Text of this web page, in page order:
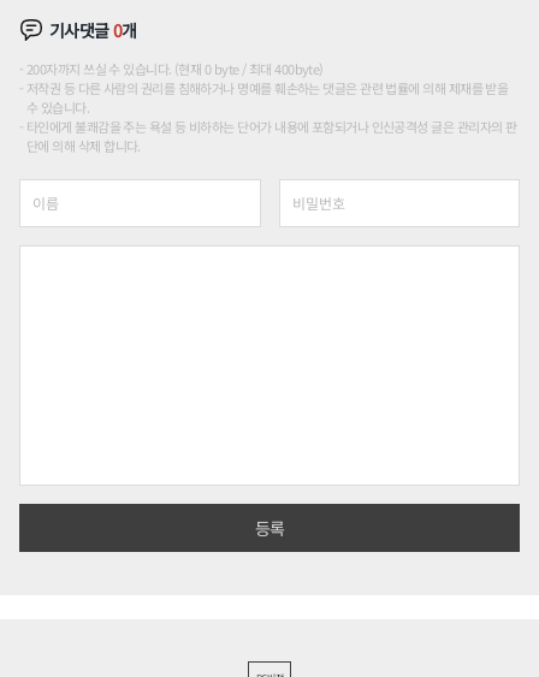
기사댓글0개
200자까지 쓰실 수 있습니다. (현재 0 byte / 최대 400byte)
저작권 등 다른 사람의 권리를 침해하거나 명예를 훼손하는 댓글은 관련 법률에 의해 제재를 받을
수 있습니다.
타인에게 불쾌감을 주는 욕설 등 비하하는 단어가 내용에 포함되거나 인신공격성 글은 관리자의 판
단에 의해 삭제 합니다.